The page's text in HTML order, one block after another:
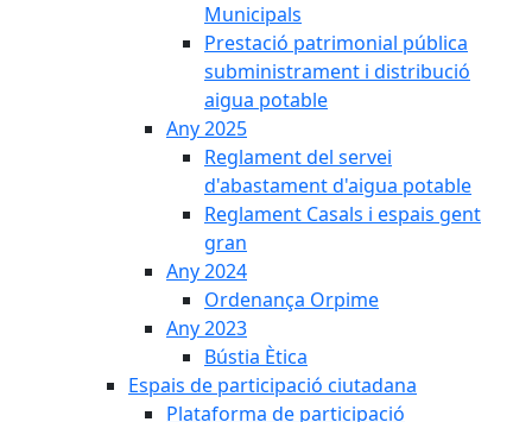
Municipals
Prestació patrimonial pública
subministrament i distribució
aigua potable
Any 2025
Reglament del servei
d'abastament d'aigua potable
Reglament Casals i espais gent
gran
Any 2024
Ordenança Orpime
Any 2023
Bústia Ètica
Espais de participació ciutadana
Plataforma de participació